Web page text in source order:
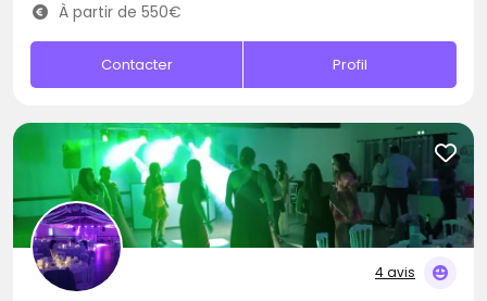
À partir de 550€
Contacter Profil
4 avis